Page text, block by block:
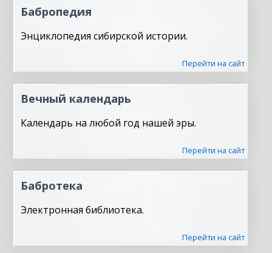
Бабропедия
Энциклопедия сибирской истории.
Перейти на сайт
Вечный календарь
Календарь на любой год нашей эры.
Перейти на сайт
Бабротека
Электронная библиотека.
Перейти на сайт